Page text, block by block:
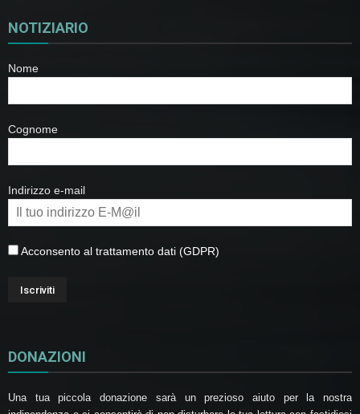
NOTIZIARIO
Nome
Cognome
Indirizzo e-mail
Acconsento al trattamento dati (GDPR)
DONAZIONI
Una tua piccola donazione sarà un prezioso aiuto per la nostra